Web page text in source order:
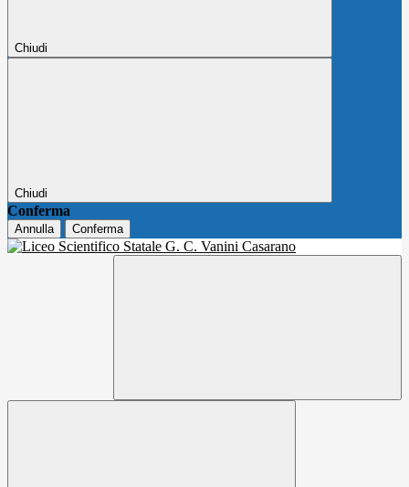
Chiudi
Chiudi
Conferma
Annulla Conferma